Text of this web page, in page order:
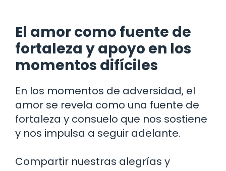
El amor como fuente de
fortaleza y apoyo en los
momentos difíciles
En los momentos de adversidad, el
amor se revela como una fuente de
fortaleza y consuelo que nos sostiene
y nos impulsa a seguir adelante.
Compartir nuestras alegrías y